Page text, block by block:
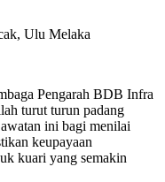
Ulu Melaka
Pengarah BDB Infra
turut turun padang
ini bagi menilai
keupayaan
kuari yang semakin